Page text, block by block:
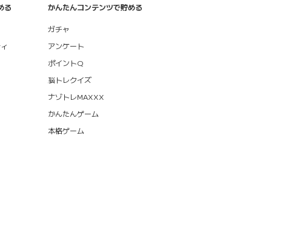
る かんたんコンテンツで貯める
ガチャ
アンケート
ポイントQ
脳トレクイズ
ナゾトレMAXXX
かんたんゲーム
本格ゲーム